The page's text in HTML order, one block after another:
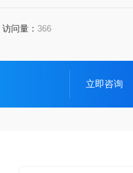
访问量： 366
立即咨询